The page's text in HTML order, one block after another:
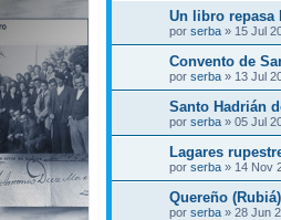
Un libro repasa
por serba » 15 Jul
Convento de
por serba » 13 Jul
Santo Hadrián
por serba » 05 Jul
Lagares
por serba » 14 Nov
Quereño
por serba » 28 Jun